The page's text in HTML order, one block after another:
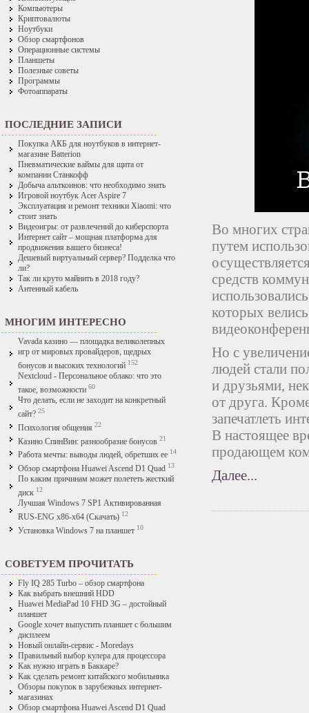
Компьютеры
Криптовалюты
Ноутбуки
Обзор смартфонов
Операционные системы
Планшеты
Полезные советы
Программы
Фотоаппараты
ПОСЛЕДНИЕ ЗАПИСИ
Покупка АКБ для ноутбуков в интернет-
магазине Batterion
Пневматические ваймы для щита от
компании Станкофф
Добыча альткоинов: что необходимо знать
Игровой ноутбук Acer Aspire 7
Эксплуатация и ремонт техники Xiaomi: что
стоит знать
Видеоигры: от развлечений до киберспорта
Интернет сайт – мощная платформа для
продвижения вашего бизнеса!
Дешевый виртуальный сервер? Подделка что
ли?
Так ли круто майнить в 2018 году?
Антенный кабель
МНОГИМ ИНТЕРЕСНО
Vavada казино — площадка великолепных
игр от мировых провайдеров, щедрых
бонусов и высоких технологий 152
Nextcloud - Персональное облако: что это
такое, возможности 60
Что делать, если не заходит на конкретный
сайт? 25
Психология общения 22
Казино СпинВин: разнообразие бонусов 21
Работа мечты: выводы людей, обретших ее 14
Обзор смартфона Huawei Ascend D1 Quad 13
По каким причинам может полететь жесткий
диск 12
Лучшая Windows 7 SP1 Активированная
RUS-ENG x86-x64 (Скачать) 12
Установка Windows 7 на планшет 10
СОВЕТУЕМ ПРОЧИТАТЬ
Fly IQ 285 Turbo – обзор смартфона
Как выбрать внешний HDD
Huawei MediaPad 10 FHD 3G – достойный
планшет
Google хочет выпустить планшет с большим
дисплеем
Новый онлайн-сервис - Moredays
Правильный выбор кулера для процессора
Как нужно играть в Баккаре?
Как сделать ремонт китайского мобильника
Обзоры покупок в зарубежных интернет-
магазинах
Обзор смартфона Huawei Ascend D1 Quad
Во многих
путем
средств
которых
Но с
людей стали
и друзьями,
от друга.
запечатлеть
В настоящее
продающем
Далее...